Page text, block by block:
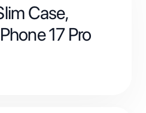
Case,
17 Pro